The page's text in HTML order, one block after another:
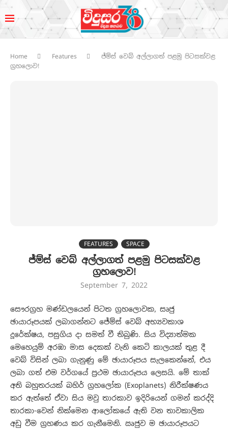
Home Features
ජ්ම්ස් වෙබ් අල්ලාගත් පළමු පිටසක්වළ
ග්‍රහලොව!
FEATURES SPACE
ජ්ම්ස් වෙබ් අල්ලාගත් පළමු පිටසක්වළ
ග්‍රහලොව!
September 7, 2022
සෞරග්‍රහ මණ්ඩලයෙන් පිටත ග්‍රහලොවක, සෘජු
ඡායාරූපයක් ලබාගන්නට ජේම්ස් වෙබ් අභ්‍යවකාශ
දූරේක්ෂය, පසුගිය දා සමත් වී තිබුණි. සිය විද්‍යාත්මක
මෙහෙයුම් අරඹා මාස දෙකක් වැනි කෙටි කාලයක් තුළ දී
වෙබ් විසින් ලබා ගැනුණු මේ ඡායාරූපය සැලකෙන්නේ, එය
ලබා ගත් එම වර්ගයේ ප්‍රථම ඡායාරූපය ලෙසයි. මේ තාක්
අති බහුතරයක් බහිර් ග්‍රහලෝක (Exoplanets) නිරීක්ෂණය
කර ඇත්තේ ඒවා සිය මවු තාරකාව ඉදිරියෙන් ගමන් කරද්දි
තාරකා-වෙන් නික්මෙන ආලෝකයේ ඇති වන තාවකාලික
අඩු වීම ග්‍රහණය කර ගැනීමෙනි. ඍජුව ම ඡායාරූපයට